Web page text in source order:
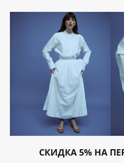
СКИДКА 5% НА